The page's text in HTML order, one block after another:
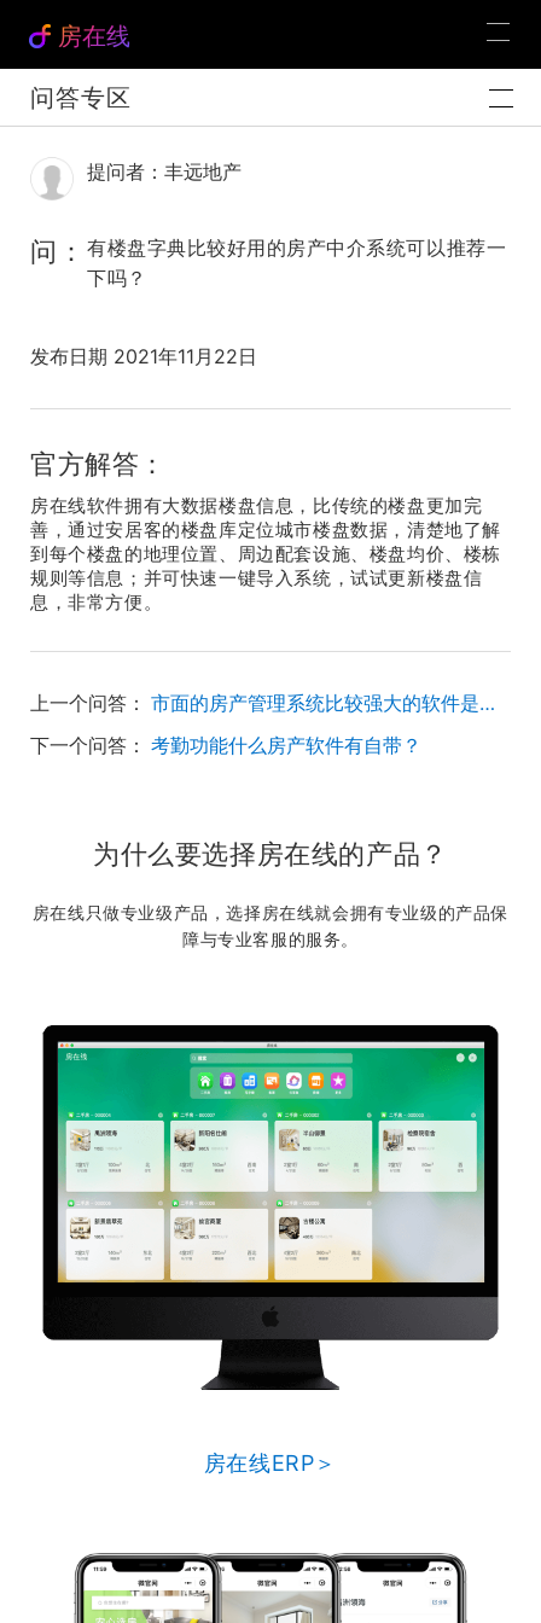
房在线
问答专区
提问者：丰远地产
问： 有楼盘字典比较好用的房产中介系统可以推荐一
下吗？
发布日期 2021年11月22日
官方解答：
房在线软件拥有大数据楼盘信息，比传统的楼盘更加完
善，通过安居客的楼盘库定位城市楼盘数据，清楚地了解
到每个楼盘的地理位置、周边配套设施、楼盘均价、楼栋
规则等信息；并可快速一键导入系统，试试更新楼盘信
息，非常方便。
上一个问答：
市面的房产管理系统比较强大的软件是哪一款？
下一个问答： 考勤功能什么房产软件有自带？
为什么要选择房在线的产品？
房在线只做专业级产品，选择房在线就会拥有专业级的产品保
障与专业客服的服务。
房在线ERP＞